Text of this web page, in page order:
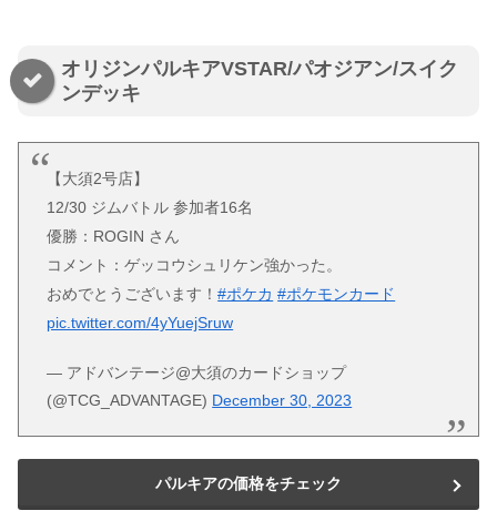
オリジンパルキアVSTAR/パオジアン/スイク
ンデッキ
【大須2号店】
12/30 ジムバトル 参加者16名
優勝：ROGIN さん
コメント：ゲッコウシュリケン強かった。
おめでとうございます！#ポケカ #ポケモンカード
pic.twitter.com/4yYuejSruw
— アドバンテージ@大須のカードショップ
(@TCG_ADVANTAGE) December 30, 2023
パルキアの価格をチェック